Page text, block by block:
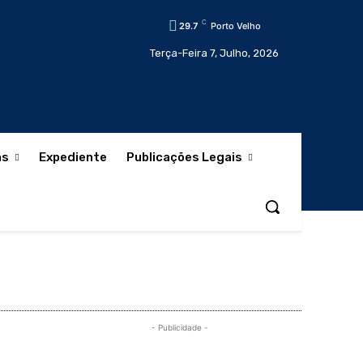
29.7 C Porto Velho
Terça-Feira 7, Julho, 2026
Expediente Publicações Legais
- Publicidade -